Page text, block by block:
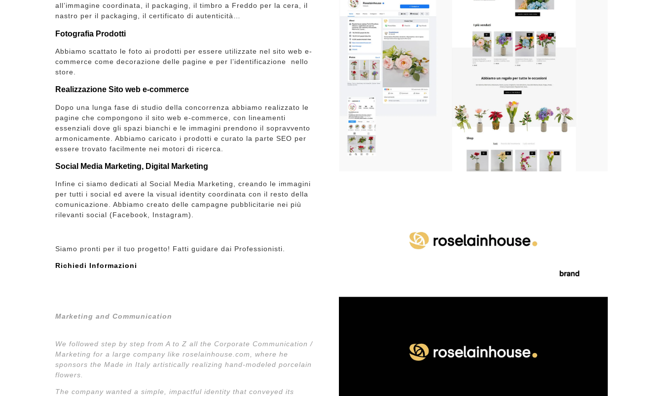
all’immagine coordinata, il packaging, il timbro a Freddo per la cera, il
nastro per il packaging, il certificato di autenticità…
Fotografia Prodotti
Abbiamo scattato le foto ai prodotti per essere utilizzate nel sito web e-
commerce come decorazione delle pagine e per l’identificazione
nello
store.
Realizzazione Sito web e-commerce
Dopo una lunga fase di studio della concorrenza abbiamo realizzato le
pagine che compongono il sito web e-commerce, con lineamenti
essenziali dove gli spazi bianchi e le immagini prendono il sopravvento
armonicamente. Abbiamo caricato i prodotti e curato la parte SEO per
essere trovato facilmente nei motori di ricerca.
Social Media Marketing, Digital Marketing
Infine ci siamo dedicati al Social Media Marketing, creando le immagini
per tutti i social ed avere la visual identity coordinata con il resto della
comunicazione. Abbiamo creato delle campagne pubblicitarie nei più
rilevanti social (Facebook, Instagram).
Siamo pronti per il tuo progetto! Fatti guidare dai Professionisti.
Richiedi Informazioni
Marketing and Communication
We followed step by step from A to Z all the Corporate Communication /
Marketing for a large company like roselainhouse.com, where he
sponsors the Made in Italy artistically realizing hand-modeled porcelain
flowers.
The company wanted a simple, impactful identity that conveyed its